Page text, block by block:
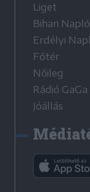
Liget
Bihari Napló
Erdélyi
Főtér
Nőileg
Rádió GaGa
Jóállás